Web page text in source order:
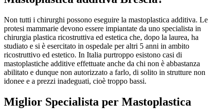
Non tutti i chirurghi possono eseguire la mastoplastica additiva. Le
protesi mammarie devono essere impiantate da uno specialista in
chirurgia plastica ricostruttiva ed estetica che, dopo la laurea, ha
studiato e si è esercitato in ospedale per altri 5 anni in ambito
ricostruttivo ed estetico. In Italia purtroppo esistono casi di
mastoplastiche additive effettuate anche da chi non è abbastanza
abilitato e dunque non autorizzato a farlo, di solito in strutture non
idonee e a prezzi inadeguati, cioè troppo bassi.
Miglior Specialista per Mastoplastica